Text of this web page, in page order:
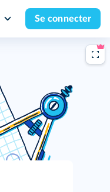
Se connecter